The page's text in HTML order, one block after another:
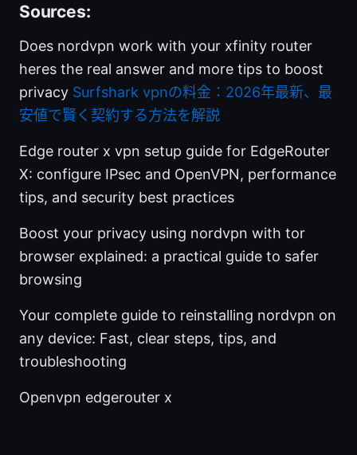
Sources:
Does nordvpn work with your xfinity router
heres the real answer and more tips to boost
privacy Surfshark vpnの料金：2026年最新、最
安値で賢く契約する方法を解説
Edge router x vpn setup guide for EdgeRouter
X: configure IPsec and OpenVPN, performance
tips, and security best practices
Boost your privacy using nordvpn with tor
browser explained: a practical guide to safer
browsing
Your complete guide to reinstalling nordvpn on
any device: Fast, clear steps, tips, and
troubleshooting
Openvpn edgerouter x